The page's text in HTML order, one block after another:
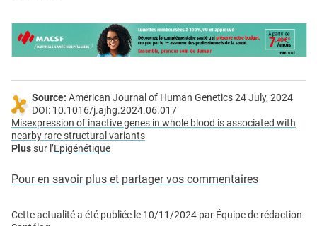
Source: American Journal of Human Genetics 24 July, 2024
DOI: 10.1016/j.ajhg.2024.06.017
Misexpression of inactive genes in whole blood is associated with
nearby rare structural variants
Plussur l’Epigénétique
Pour en savoir plus et partager vos commentaires
Cette actualité a été publiée le 10/11/2024 par Équipe de rédaction